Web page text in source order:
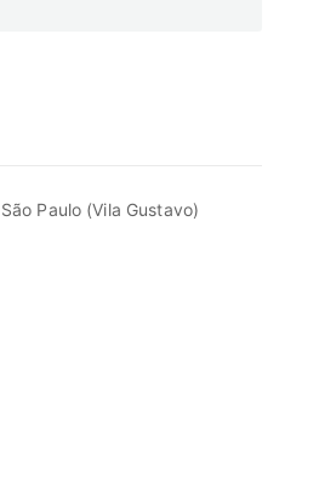
Paulo (Vila Gustavo)